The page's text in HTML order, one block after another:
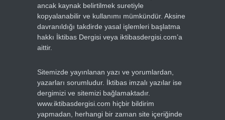
ancak kaynak belirtilmek suretiyle
kopyalanabilir ve kullanımı mümkündür. Aksine
davranıldığı takdirde yasal işlemleri başlatma
hakkı İktibas Dergisi veya iktibasdergisi.com’a
aittir.
Sitemizde yayınlanan yazı ve yorumlardan,
yazarları sorumludur. İktibas imzalı yazılar ise
dergimizi ve sitemizi bağlamaktadır.
www.iktibasdergisi.com hiçbir bildirim
yapmadan, herhangi bir zaman site içeriğinde